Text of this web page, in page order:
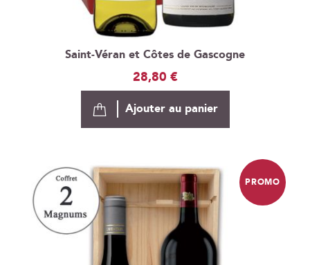
Saint-Véran et Côtes de Gascogne
28,80 €
Ajouter au panier
PROMO